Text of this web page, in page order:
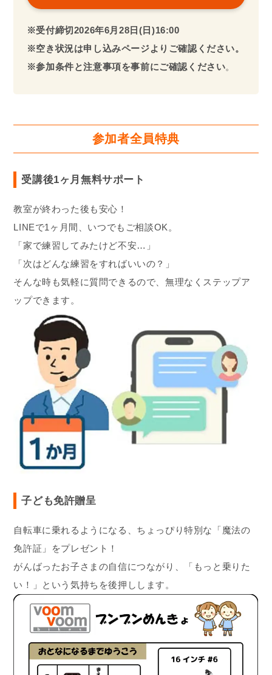
※受付締切2026年6月28日(日)16:00
※空き状況は申し込みページよりご確認ください。
※参加条件と注意事項を事前にご確認ください。
参加者全員特典
受講後1ヶ月無料サポート
教室が終わった後も安心！
LINEで1ヶ月間、いつでもご相談OK。
「家で練習してみたけど不安…」
「次はどんな練習をすればいいの？」
そんな時も気軽に質問できるので、無理なくステップア
ップできます。
子ども免許贈呈
自転車に乗れるようになる、ちょっぴり特別な「魔法の
免許証」をプレゼント！
がんばったお子さまの自信につながり、「もっと乗りた
い！」という気持ちを後押しします。